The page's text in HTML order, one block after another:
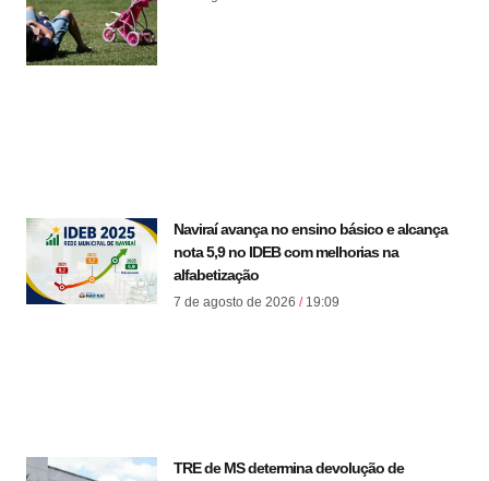
Naviraí avança no ensino básico e alcança
nota 5,9 no IDEB com melhorias na
alfabetização
7 de agosto de 2026 19:09
TRE de MS determina devolução de